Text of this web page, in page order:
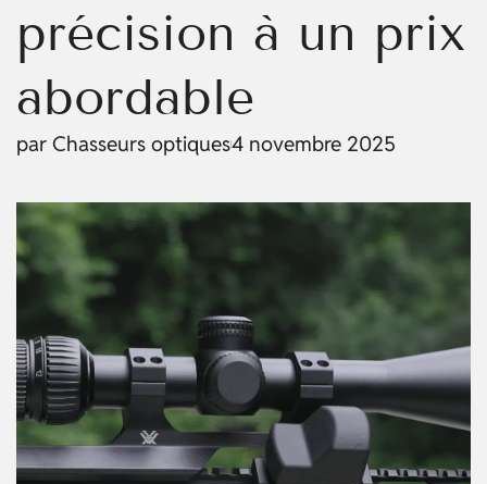
précision à un prix
abordable
par Chasseurs optiques4 novembre 2025